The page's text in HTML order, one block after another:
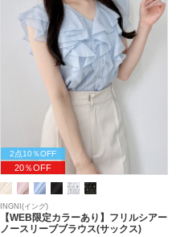
2点10％OFF
20％OFF
INGNI(イング)
【WEB限定カラーあり】フリルシアー
ノースリーブブラウス(サックス)